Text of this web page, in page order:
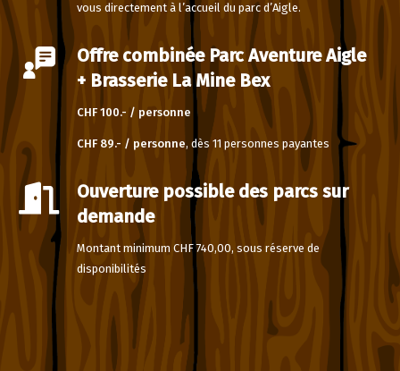
vous directement à l’accueil du parc d’Aigle.
Offre combinée Parc Aventure Aigle
+ Brasserie La Mine Bex
CHF 100.- / personne
CHF 89.- / personne, dès 11 personnes payantes
Ouverture possible des parcs sur
demande
Montant minimum CHF 740,00, sous réserve de
disponibilités